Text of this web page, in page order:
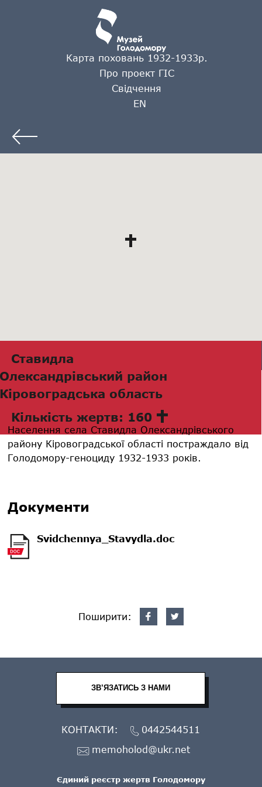
Карта поховань 1932-1933р.
Про проект ГІС
Свідчення
EN
Ставидла
Олександрівський район
Кіровоградська область
Кількість жертв: 160
Населення села Ставидла Олександрівського
району Кіровоградської області постраждало від
Голодомору-геноциду 1932-1933 років.
Документи
Svidchennya_Stavydla.doc
Поширити:
Єдиний реєстр жертв Голодомору
ЗВ’ЯЗАТИСЬ З НАМИ
КОНТАКТИ:
0442544511
memoholod@ukr.net